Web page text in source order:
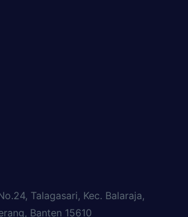
Talagasari, Kec. Balaraja,
Banten 15610